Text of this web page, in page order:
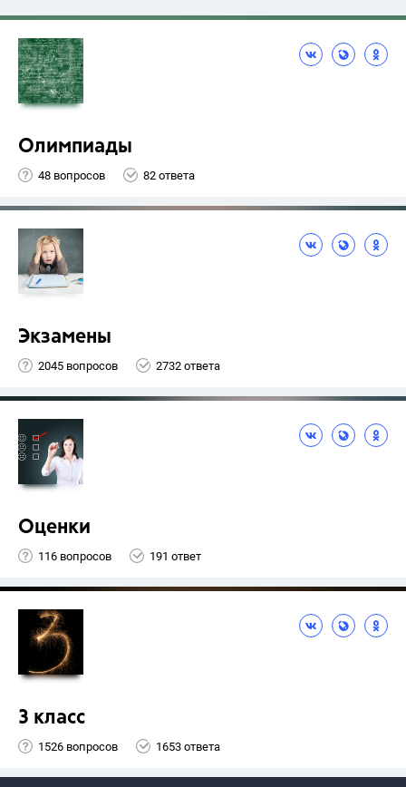
Олимпиады
48 вопросов 82 ответа
Экзамены
2045 вопросов 2732 ответа
Оценки
116 вопросов 191 ответ
3 класс
1526 вопросов 1653 ответа